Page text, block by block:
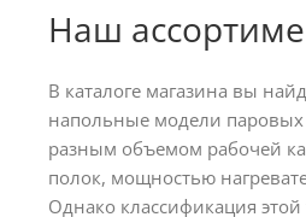
Наш
В каталоге магазина вы
напольные модели паровых
разным объемом рабочей
полок, мощностью
Однако классификация